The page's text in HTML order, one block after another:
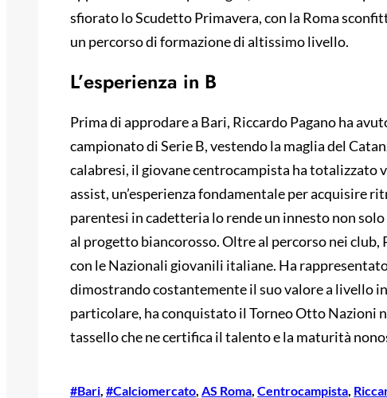
sfiorato lo Scudetto Primavera, con la Roma
un percorso di formazione di altissimo livello.
L’esperienza in B
Prima di approdare a Bari, Riccardo Pagano ha
campionato di Serie B, vestendo la maglia del
calabresi, il giovane centrocampista ha totalizzato
assist, un’esperienza fondamentale per acquisire
parentesi in cadetteria lo rende un innesto non
al progetto biancorosso. Oltre al percorso nei
con le Nazionali giovanili italiane. Ha
dimostrando costantemente il suo valore a livello
particolare, ha conquistato il Torneo Otto Nazioni
tassello che ne certifica il talento e la maturità
#Bari, #Calciomercato, AS Roma, Centrocampista,